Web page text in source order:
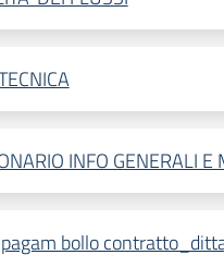
INFO GENERALI E
bollo contratto_ditta